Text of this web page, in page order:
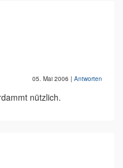
05. Mai 2006 | Antworten
nützlich.